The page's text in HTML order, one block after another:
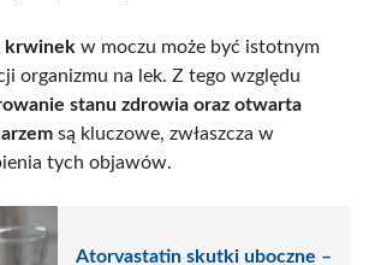
krwinek w moczu może być istotnym
organizmu na lek. Z tego względu
stanu zdrowia oraz otwarta
są kluczowe, zwłaszcza w
tych objawów.
Atorvastatin skutki uboczne –